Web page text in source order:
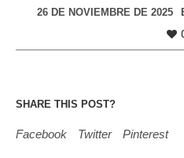
26 DE NOVIEMBRE DE 2025
SHARE THIS POST?
Facebook Twitter Pinterest